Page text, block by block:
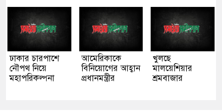
ঢাকার চারপাশে
নৌপথ নিয়ে
মহাপরিকল্পনা
আমেরিকাকে
বিনিয়োগের আহ্বান
প্রধানমন্ত্রীর
খুলছে
মালয়েশিয়ার
শ্রমবাজার